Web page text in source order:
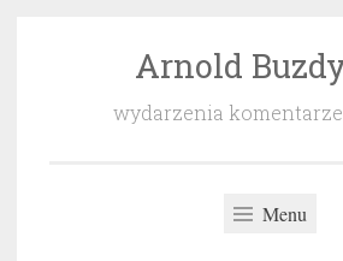
Arnold
wydarzenia
Menu